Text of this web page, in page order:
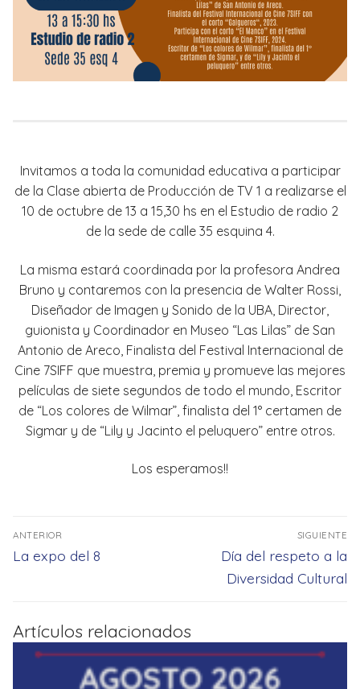
Invitamos a toda la comunidad educativa a participar
de la Clase abierta de Producción de TV 1 a realizarse el
10 de octubre de 13 a 15,30 hs en el Estudio de radio 2
de la sede de calle 35 esquina 4.
La misma estará coordinada por la profesora Andrea
Bruno y contaremos con la presencia de Walter Rossi,
Diseñador de Imagen y Sonido de la UBA, Director,
guionista y Coordinador en Museo “Las Lilas” de San
Antonio de Areco, Finalista del Festival Internacional de
Cine 7SIFF que muestra, premia y promueve las mejores
películas de siete segundos de todo el mundo, Escritor
de “Los colores de Wilmar”, finalista del 1° certamen de
Sigmar y de “Lily y Jacinto el peluquero” entre otros.
Los esperamos!!
Navegación
de
ANTERIOR
Entrada
La expo del 8
SIGUIENTE
Entrada
siguiente:
Día del respeto a la
Diversidad Cultural
Artículos relacionados